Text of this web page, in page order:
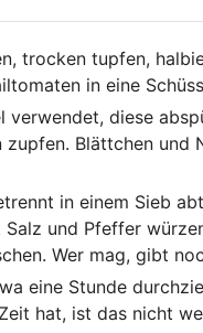
trocken tupfen,
in eine
verwendet, diese
Blättchen und
in einem Sieb
und Pfeffer
Wer mag, gibt
eine Stunde
hat, ist das nicht